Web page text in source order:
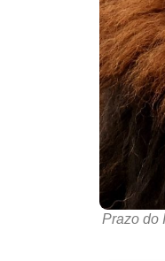
Prazo do